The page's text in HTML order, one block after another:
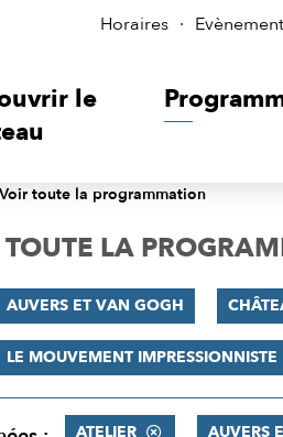
Horaires
le
Voir toute la programmation
LA
AUVERS ET VAN GOGH
LE MOUVEMENT IMPRESSIONNISTE
ATELIER AUVERS